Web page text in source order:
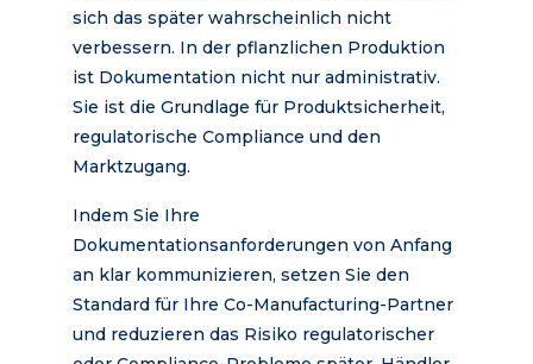
sich das später wahrscheinlich nicht
verbessern. In der pflanzlichen Produktion
ist Dokumentation nicht nur administrativ.
Sie ist die Grundlage für Produktsicherheit,
regulatorische Compliance und den
Marktzugang.
Indem Sie Ihre
Dokumentationsanforderungen von Anfang
an klar kommunizieren, setzen Sie den
Standard für Ihre Co-Manufacturing-Partner
und reduzieren das Risiko regulatorischer